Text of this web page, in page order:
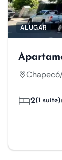
ALUGAR
2(1 suíte)